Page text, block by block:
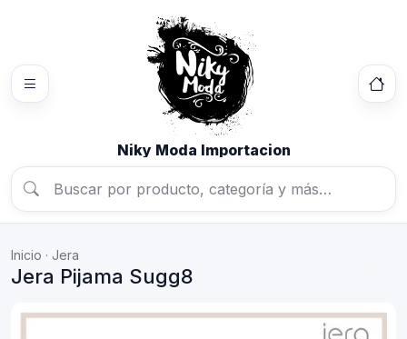
Niky Moda Importacion
Inicio · Jera
Jera Pijama Sugg8